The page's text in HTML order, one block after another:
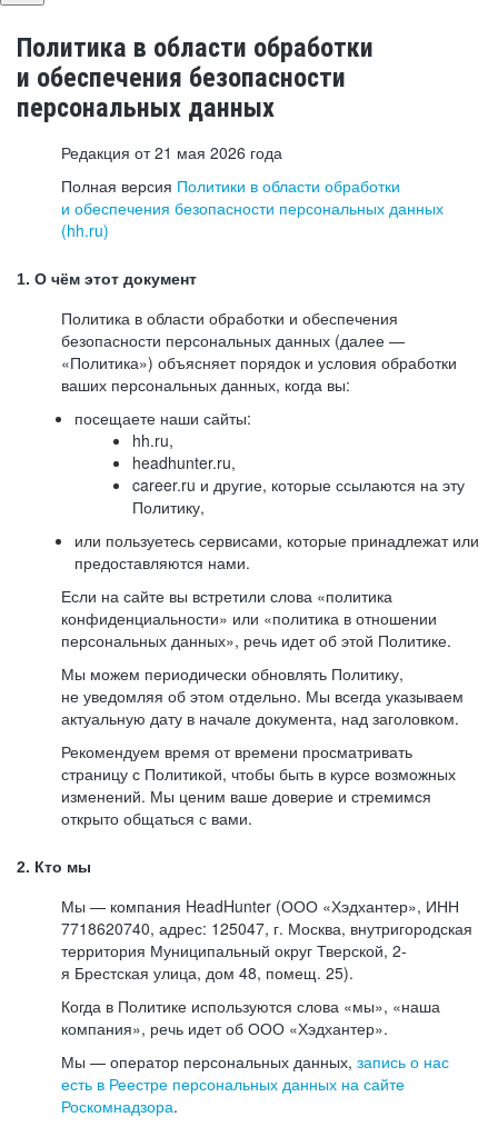
Политика в области обработки
и обеспечения безопасности
персональных данных
Редакция от 21 мая 2026 года
Полная версия Политики в области обработки
и обеспечения безопасности персональных данных
(hh.ru)
1. О чём этот документ
Политика в области обработки и обеспечения
безопасности персональных данных (далее —
«Политика») объясняет порядок и условия обработки
ваших персональных данных, когда вы:
посещаете наши сайты:
hh.ru,
headhunter.ru,
career.ru и другие, которые ссылаются на эту
Политику,
или пользуетесь сервисами, которые принадлежат или
предоставляются нами.
Если на сайте вы встретили слова «политика
конфиденциальности» или «политика в отношении
персональных данных», речь идет об этой Политике.
Мы можем периодически обновлять Политику,
не уведомляя об этом отдельно. Мы всегда указываем
актуальную дату в начале документа, над заголовком.
Рекомендуем время от времени просматривать
страницу с Политикой, чтобы быть в курсе возможных
изменений. Мы ценим ваше доверие и стремимся
открыто общаться с вами.
2. Кто мы
Мы — компания HeadHunter (ООО «Хэдхантер», ИНН
7718620740, адрес: 125047, г. Москва, внутригородская
территория Муниципальный округ Тверской, 2-
я Брестская улица, дом 48, помещ. 25).
Когда в Политике используются слова «мы», «наша
компания», речь идет об ООО «Хэдхантер».
Мы — оператор персональных данных, запись о нас
есть в Реестре персональных данных на сайте
Роскомнадзора.